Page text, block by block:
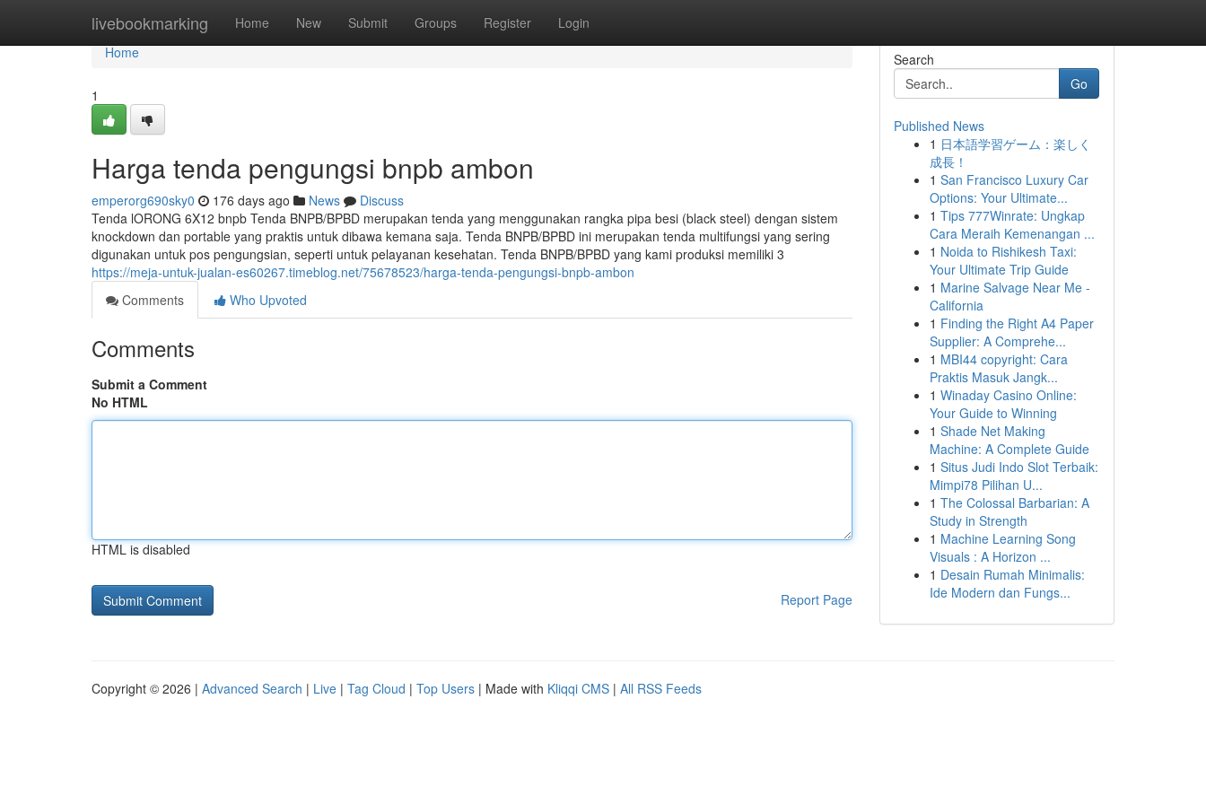
livebookmarking Home New Submit Groups Register Login
Home
Home
1
Harga tenda pengungsi bnpb ambon
emperorg690sky0 176 days ago News
Discuss
Tenda lORONG 6X12 bnpb Tenda BNPB/BPBD merupakan tenda yang menggunakan rangka pipa besi (black steel) dengan sistem
knockdown dan portable yang praktis untuk dibawa kemana saja. Tenda BNPB/BPBD ini merupakan tenda multifungsi yang sering
digunakan untuk pos pengungsian, seperti untuk pelayanan kesehatan. Tenda BNPB/BPBD yang kami produksi memiliki 3
https://meja-untuk-jualan-es60267.timeblog.net/75678523/harga-tenda-pengungsi-bnpb-ambon
Comments
Who Upvoted
Comments
Submit a Comment
No HTML
HTML is disabled
Report Page
Search
Go
Published News
1 日本語学習ゲーム：楽しく
成長！
1 San Francisco Luxury Car
Options: Your Ultimate...
1 Tips 777Winrate: Ungkap
Cara Meraih Kemenangan ...
1 Noida to Rishikesh Taxi:
Your Ultimate Trip Guide
1 Marine Salvage Near Me -
California
1 Finding the Right A4 Paper
Supplier: A Comprehe...
1 MBI44 copyright: Cara
Praktis Masuk Jangk...
1 Winaday Casino Online:
Your Guide to Winning
1 Shade Net Making
Machine: A Complete Guide
1 Situs Judi Indo Slot Terbaik:
Mimpi78 Pilihan U...
1 The Colossal Barbarian: A
Study in Strength
1 Machine Learning Song
Visuals : A Horizon ...
1 Desain Rumah Minimalis:
Ide Modern dan Fungs...
Copyright © 2026 | Advanced Search | Live | Tag Cloud | Top Users | Made with Kliqqi CMS | All RSS Feeds